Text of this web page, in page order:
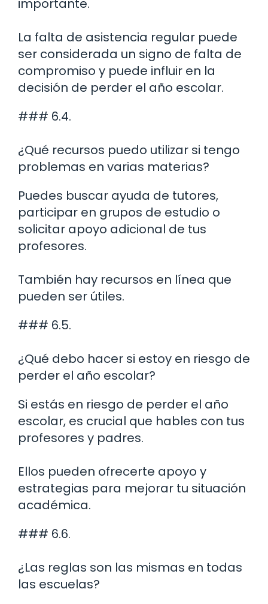
importante.
La falta de asistencia regular puede
ser considerada un signo de falta de
compromiso y puede influir en la
decisión de perder el año escolar.
### 6.4.
¿Qué recursos puedo utilizar si tengo
problemas en varias materias?
Puedes buscar ayuda de tutores,
participar en grupos de estudio o
solicitar apoyo adicional de tus
profesores.
También hay recursos en línea que
pueden ser útiles.
### 6.5.
¿Qué debo hacer si estoy en riesgo de
perder el año escolar?
Si estás en riesgo de perder el año
escolar, es crucial que hables con tus
profesores y padres.
Ellos pueden ofrecerte apoyo y
estrategias para mejorar tu situación
académica.
### 6.6.
¿Las reglas son las mismas en todas
las escuelas?